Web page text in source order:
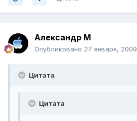
Александр М
Опубликовано 27 января, 2009
Цитата
Цитата